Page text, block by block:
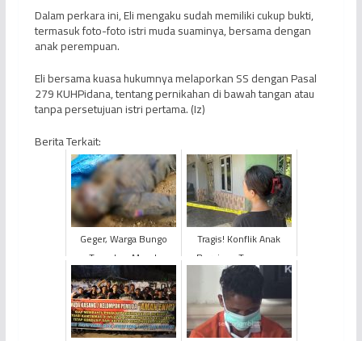
Dalam perkara ini, Eli mengaku sudah memiliki cukup bukti,
termasuk foto-foto istri muda suaminya, bersama dengan
anak perempuan.
Eli bersama kuasa hukumnya melaporkan SS dengan Pasal
279 KUHPidana, tentang pernikahan di bawah tangan atau
tanpa persetujuan istri pertama. (Iz)
Berita Terkait:
Geger, Warga Bungo
Temukan Mayat
Membusuk di Lokasi
Peti
Tragis! Konflik Anak
Berujung Tewasnya
Sang Ayah